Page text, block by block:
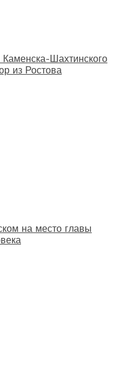
Шахтинского
из Ростова
на место главы